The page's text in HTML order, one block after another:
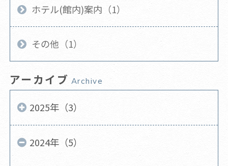
ホテル(館内)案内（1）
その他（1）
アーカイブ Archive
2025年（3）
2024年（5）